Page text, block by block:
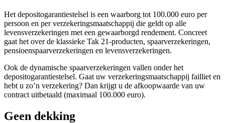
Het depositogarantiestelsel is een waarborg tot 100.000 euro per
persoon en per verzekeringsmaatschappij die geldt op alle
levensverzekeringen met een gewaarborgd rendement. Concreet
gaat het over de klassieke Tak 21-producten, spaarverzekeringen,
pensioenspaarverzekeringen en levensverzekeringen.
Ook de dynamische spaarverzekeringen vallen onder het
depositogarantiestelsel. Gaat uw verzekeringsmaatschappij failliet en
hebt u zo’n verzekering? Dan krijgt u de afkoopwaarde van uw
contract uitbetaald (maximaal 100.000 euro).
Geen dekking